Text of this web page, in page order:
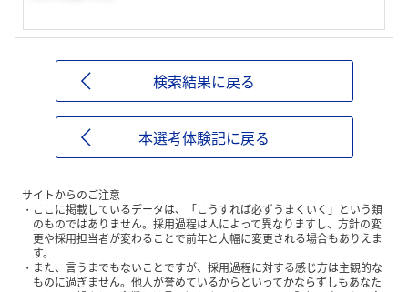
検索結果に戻る
本選考体験記に戻る
サイトからのご注意
ここに掲載しているデータは、「こうすれば必ずうまくいく」という類
のものではありません。採用過程は人によって異なりますし、方針の変
更や採用担当者が変わることで前年と大幅に変更される場合もありえま
す。
また、言うまでもないことですが、採用過程に対する感じ方は主観的な
ものに過ぎません。他人が誉めているからといってかならずしもあなた